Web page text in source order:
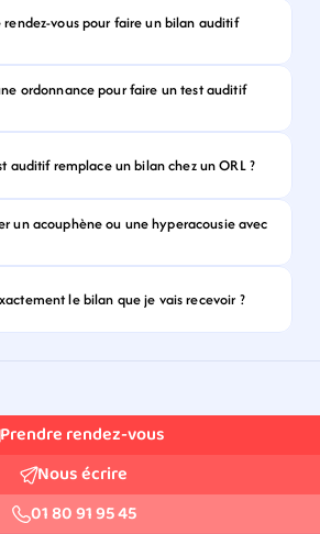
rendez-vous pour faire un bilan auditif
ordonnance pour faire un test auditif
auditif remplace un bilan chez un ORL ?
un acouphène ou une hyperacousie avec
le bilan que je vais recevoir ?
Prendre rendez-vous
Nous écrire
01 80 91 95 45